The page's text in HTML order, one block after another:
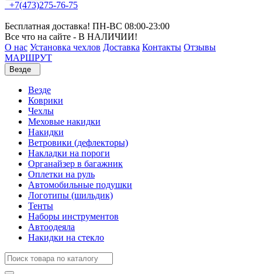
+7(473)275-76-75
Бесплатная доставка! ПН-ВС 08:00-23:00
Все что на сайте - В НАЛИЧИИ!
О нас Установка чехлов Доставка Контакты Отзывы
МАРШРУТ
Везде
Везде
Коврики
Чехлы
Меховые накидки
Накидки
Ветровики (дефлекторы)
Накладки на пороги
Органайзер в багажник
Оплетки на руль
Автомобильные подушки
Логотипы (шильдик)
Тенты
Наборы инструментов
Автоодеяла
Накидки на стекло